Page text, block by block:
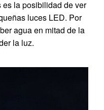
es la posibilidad de ver
luces LED. Por
agua en mitad de la
la luz.